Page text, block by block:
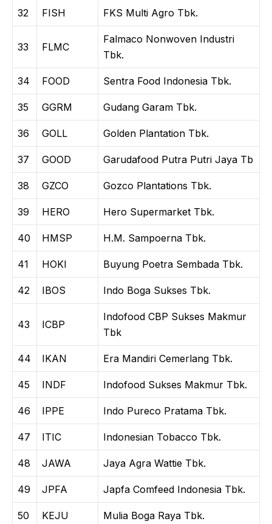
32 FISH FKS Multi Agro Tbk.
33 FLMC
Falmaco Nonwoven Industri
Tbk.
34 FOOD Sentra Food Indonesia Tbk.
35 GGRM Gudang Garam Tbk.
36 GOLL Golden Plantation Tbk.
37 GOOD Garudafood Putra Putri Jaya Tb
38 GZCO Gozco Plantations Tbk.
39 HERO Hero Supermarket Tbk.
40 HMSP H.M. Sampoerna Tbk.
41 HOKI Buyung Poetra Sembada Tbk.
42 IBOS Indo Boga Sukses Tbk.
43 ICBP
Indofood CBP Sukses Makmur
Tbk
44 IKAN Era Mandiri Cemerlang Tbk.
45 INDF Indofood Sukses Makmur Tbk.
46 IPPE Indo Pureco Pratama Tbk.
47 ITIC Indonesian Tobacco Tbk.
48 JAWA Jaya Agra Wattie Tbk.
49 JPFA Japfa Comfeed Indonesia Tbk.
50 KEJU Mulia Boga Raya Tbk.